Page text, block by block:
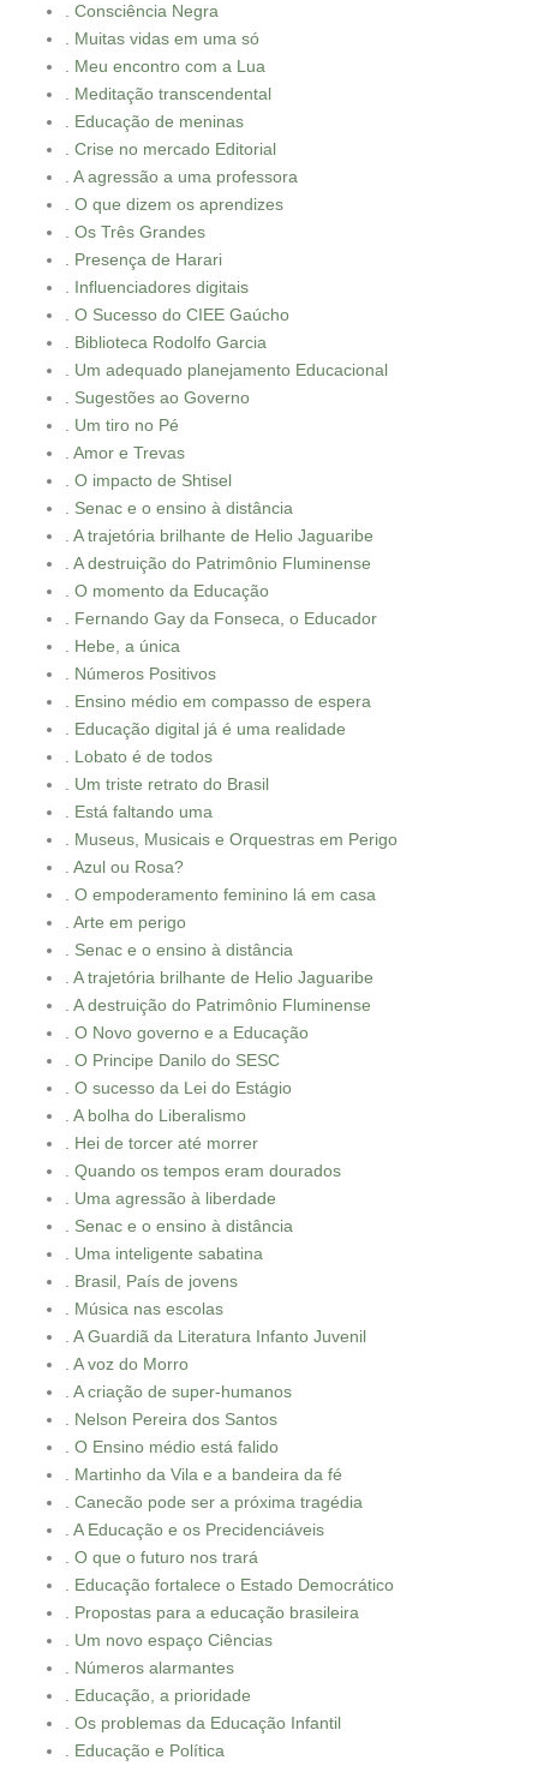
. Consciência Negra
. Muitas vidas em uma só
. Meu encontro com a Lua
. Meditação transcendental
. Educação de meninas
. Crise no mercado Editorial
. A agressão a uma professora
. O que dizem os aprendizes
. Os Três Grandes
. Presença de Harari
. Influenciadores digitais
. O Sucesso do CIEE Gaúcho
. Biblioteca Rodolfo Garcia
. Um adequado planejamento Educacional
. Sugestões ao Governo
. Um tiro no Pé
. Amor e Trevas
. O impacto de Shtisel
. Senac e o ensino à distância
. A trajetória brilhante de Helio Jaguaribe
. A destruição do Patrimônio Fluminense
. O momento da Educação
. Fernando Gay da Fonseca, o Educador
. Hebe, a única
. Números Positivos
. Ensino médio em compasso de espera
. Educação digital já é uma realidade
. Lobato é de todos
. Um triste retrato do Brasil
. Está faltando uma
. Museus, Musicais e Orquestras em Perigo
. Azul ou Rosa?
. O empoderamento feminino lá em casa
. Arte em perigo
. Senac e o ensino à distância
. A trajetória brilhante de Helio Jaguaribe
. A destruição do Patrimônio Fluminense
. O Novo governo e a Educação
. O Principe Danilo do SESC
. O sucesso da Lei do Estágio
. A bolha do Liberalismo
. Hei de torcer até morrer
. Quando os tempos eram dourados
. Uma agressão à liberdade
. Senac e o ensino à distância
. Uma inteligente sabatina
. Brasil, País de jovens
. Música nas escolas
. A Guardiã da Literatura Infanto Juvenil
. A voz do Morro
. A criação de super-humanos
. Nelson Pereira dos Santos
. O Ensino médio está falido
. Martinho da Vila e a bandeira da fé
. Canecão pode ser a próxima tragédia
. A Educação e os Precidenciáveis
. O que o futuro nos trará
. Educação fortalece o Estado Democrático
. Propostas para a educação brasileira
. Um novo espaço Ciências
. Números alarmantes
. Educação, a prioridade
. Os problemas da Educação Infantil
. Educação e Política